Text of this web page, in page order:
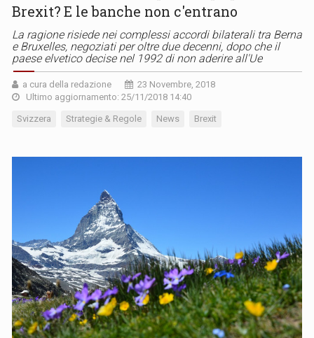
Brexit? E le banche non c'entrano
La ragione risiede nei complessi accordi bilaterali tra Berna
e Bruxelles, negoziati per oltre due decenni, dopo che il
paese elvetico decise nel 1992 di non aderire all'Ue
a cura della redazione
23 Novembre, 2018
Ultimo aggiornamento: 25/11/2018 14:40
Svizzera Strategie & Regole News Brexit